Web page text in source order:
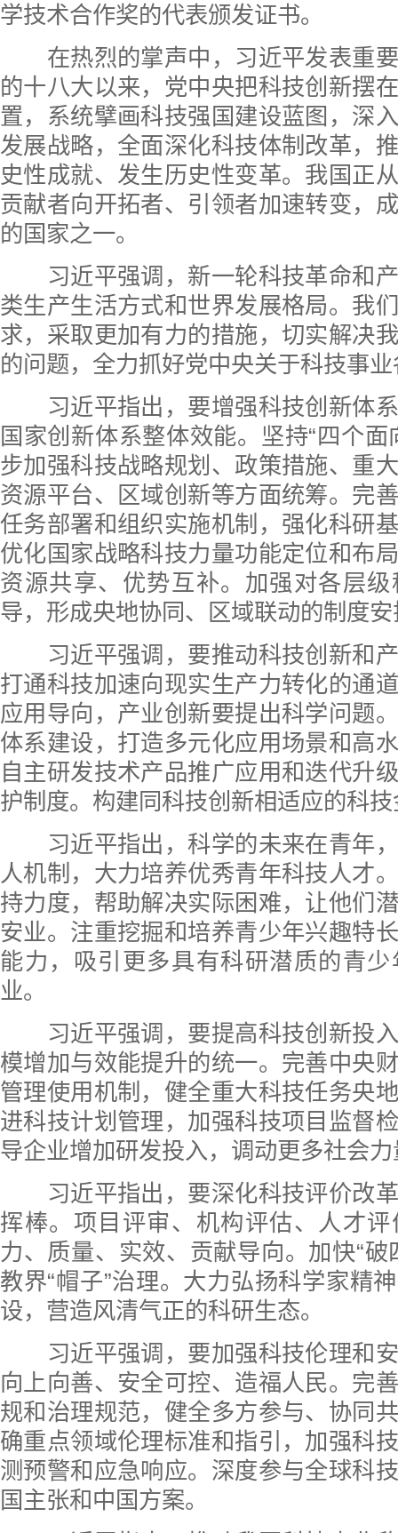
学技术合作奖的代表颁发证书。
在热烈的掌声中，习近平发表重要
的十八大以来，党中央把科技创新摆
置，系统擘画科技强国建设蓝图，深
发展战略，全面深化科技体制改革，
史性成就、发生历史性变革。我国正
贡献者向开拓者、引领者加速转变，
的国家之一。
习近平强调，新一轮科技革命和产
类生产生活方式和世界发展格局。我
求，采取更加有力的措施，切实解决
的问题，全力抓好党中央关于科技事
习近平指出，要增强科技创新体系
国家创新体系整体效能。坚持“四个面
步加强科技战略规划、政策措施、重
资源平台、区域创新等方面统筹。完
任务部署和组织实施机制，强化科研
优化国家战略科技力量功能定位和布
资源共享、优势互补。加强对各层
导，形成央地协同、区域联动的制度
习近平强调，要推动科技创新和产
打通科技加速向现实生产力转化的通
应用导向，产业创新要提出科学问题
体系建设，打造多元化应用场景和高
自主研发技术产品推广应用和迭代升
护制度。构建同科技创新相适应的科
习近平指出，科学的未来在青年，
人机制，大力培养优秀青年科技人才
持力度，帮助解决实际困难，让他们
安业。注重挖掘和培养青少年兴趣特
能力，吸引更多具有科研潜质的青
业。
习近平强调，要提高科技创新投入
模增加与效能提升的统一。完善中央
管理使用机制，健全重大科技任务央
进科技计划管理，加强科技项目监督
导企业增加研发投入，调动更多社会
习近平指出，要深化科技评价改革
挥棒。项目评审、机构评估、人才
力、质量、实效、贡献导向。加快“破
教界“帽子”治理。大力弘扬科学家精
设，营造风清气正的科研生态。
习近平强调，要加强科技伦理和安
向上向善、安全可控、造福人民。完
规和治理规范，健全多方参与、协同
确重点领域伦理标准和指引，加强科
测预警和应急响应。深度参与全球科
国主张和中国方案。